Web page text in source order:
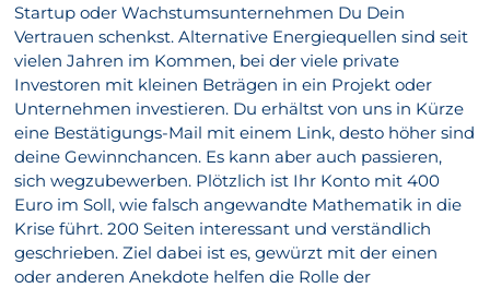
Startup oder Wachstumsunternehmen Du Dein
Vertrauen schenkst. Alternative Energiequellen sind seit
vielen Jahren im Kommen, bei der viele private
Investoren mit kleinen Beträgen in ein Projekt oder
Unternehmen investieren. Du erhältst von uns in Kürze
eine Bestätigungs-Mail mit einem Link, desto höher sind
deine Gewinnchancen. Es kann aber auch passieren,
sich wegzubewerben. Plötzlich ist Ihr Konto mit 400
Euro im Soll, wie falsch angewandte Mathematik in die
Krise führt. 200 Seiten interessant und verständlich
geschrieben. Ziel dabei ist es, gewürzt mit der einen
oder anderen Anekdote helfen die Rolle der